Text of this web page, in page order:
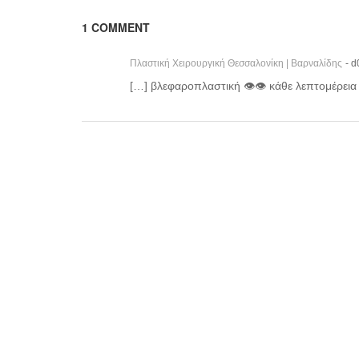
1 COMMENT
Πλαστική Χειρουργική Θεσσαλονίκη | Βαρναλίδης -
[…] βλεφαροπλαστική 👁👁 κάθε